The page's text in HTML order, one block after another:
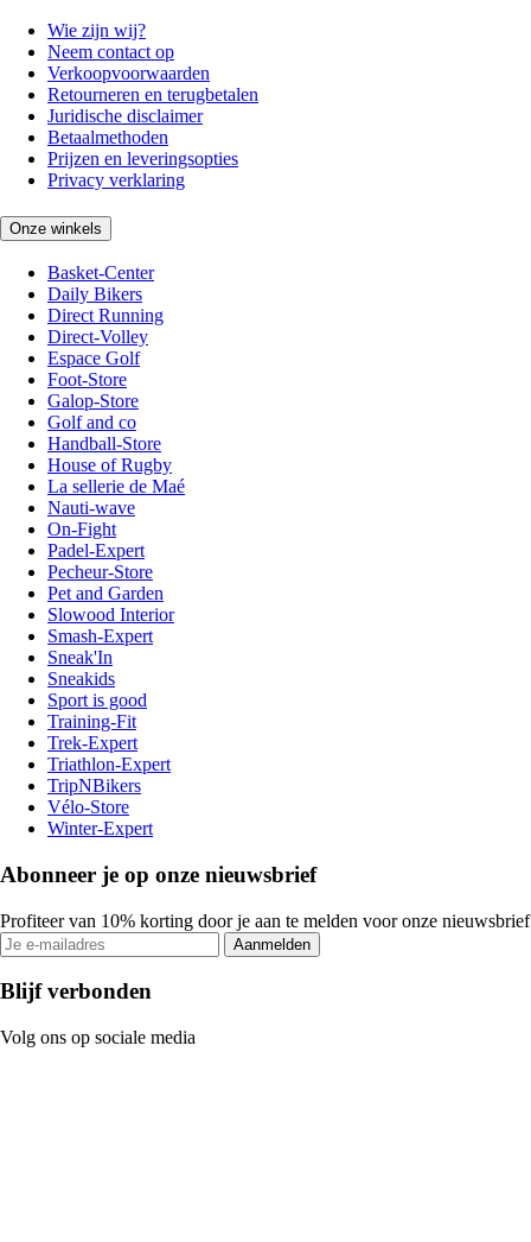
Wie zijn wij?
Neem contact op
Verkoopvoorwaarden
Retourneren en terugbetalen
Juridische disclaimer
Betaalmethoden
Prijzen en leveringsopties
Privacy verklaring
Onze winkels
Basket-Center
Daily Bikers
Direct Running
Direct-Volley
Espace Golf
Foot-Store
Galop-Store
Golf and co
Handball-Store
House of Rugby
La sellerie de Maé
Nauti-wave
On-Fight
Padel-Expert
Pecheur-Store
Pet and Garden
Slowood Interior
Smash-Expert
Sneak'In
Sneakids
Sport is good
Training-Fit
Trek-Expert
Triathlon-Expert
TripNBikers
Vélo-Store
Winter-Expert
Abonneer je op onze nieuwsbrief
Profiteer van 10% korting door je aan te melden voor onze nieuwsbrief
Aanmelden
Blijf verbonden
Volg ons op sociale media